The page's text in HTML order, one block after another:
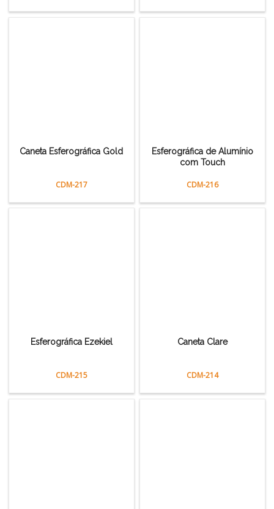
Caneta Esferográfica Gold
CDM-217
Esferográfica de Alumínio
com Touch
CDM-216
Esferográfica Ezekiel
CDM-215
Caneta Clare
CDM-214